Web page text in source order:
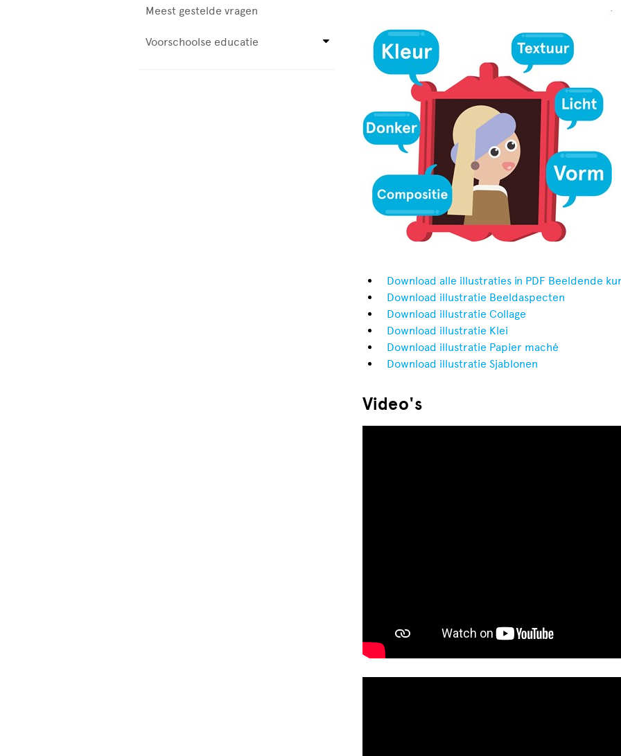
Meest gestelde vragen
Voorschoolse educatie
Download alle illustraties in PDF Beeldende
Download illustratie Beeldaspecten
Download illustratie Collage
Download illustratie Klei
Download illustratie Papier maché
Download illustratie Sjablonen
Video's